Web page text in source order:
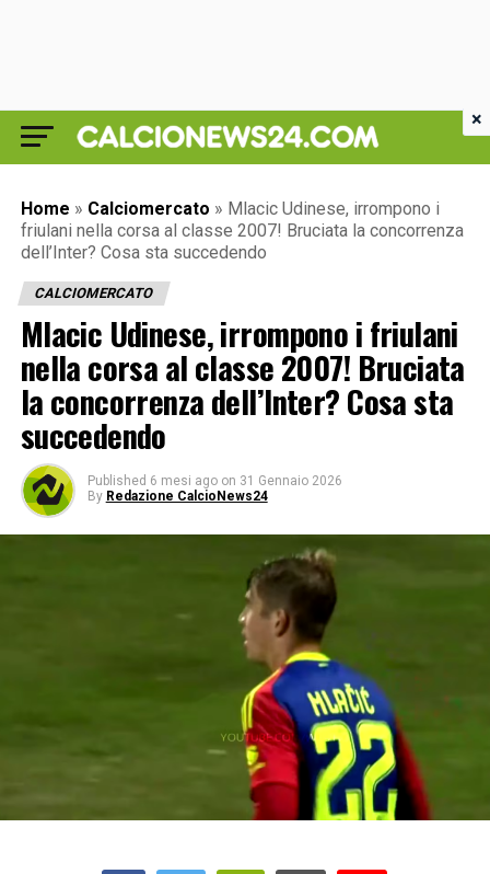
Home » Calciomercato » Mlacic Udinese, irrompono i
friulani nella corsa al classe 2007! Bruciata la concorrenza
dell’Inter? Cosa sta succedendo
CALCIOMERCATO
Mlacic Udinese, irrompono i friulani
nella corsa al classe 2007! Bruciata
la concorrenza dell’Inter? Cosa sta
succedendo
Published 6 mesi ago on 31 Gennaio 2026
By Redazione CalcioNews24
×